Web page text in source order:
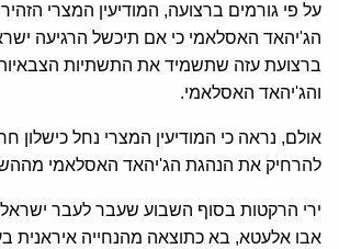
על פי גורמים ברצועה, המודיעין המצרי
הג'יהאד האסלאמי כי אם תיכשל הרגיעה
ברצועת עזה שתשמיד את התשתיות
והג'יהאד האסלאמי.
אולם, נראה כי המודיעין המצרי נחל כישלון
להרחיק את הנהגת הג'יהאד האסלאמי
ירי הרקטות בסוף השבוע שעבר לעבר
אבו אלעטא, בא כתוצאה מהנחייה איראנית